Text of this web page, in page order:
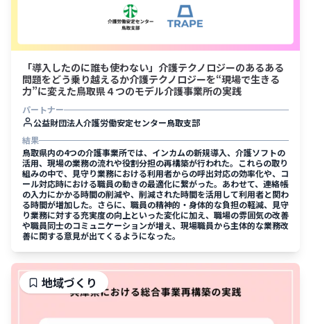
「導入したのに誰も使わない」介護テクノロジーのあるある
問題をどう乗り越えるか介護テクノロジーを“現場で生きる
力”に変えた鳥取県４つのモデル介護事業所の実践
パートナー
公益財団法人介護労働安定センター鳥取支部
結果
鳥取県内の4つの介護事業所では、インカムの新規導入、介護ソフトの
活用、現場の業務の流れや役割分担の再構築が行われた。これらの取り
組みの中で、見守り業務における利用者からの呼出対応の効率化や、コ
ール対応時における職員の動きの最適化に繋がった。あわせて、連絡帳
の入力にかかる時間の削減や、削減された時間を活用して利用者と関わ
る時間が増加した。さらに、職員の精神的・身体的な負担の軽減、見守
り業務に対する充実度の向上といった変化に加え、職場の雰囲気の改善
や職員同士のコミュニケーションが増え、現場職員から主体的な業務改
善に関する意見が出てくるようになった。
地域づくり